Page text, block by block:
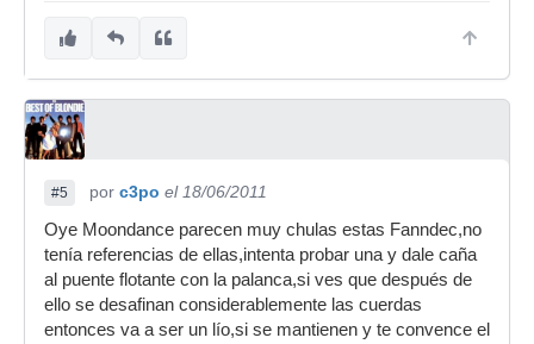
#5 por c3po el 18/06/2011
Oye Moondance parecen muy chulas estas Fanndec,no
tenía referencias de ellas,intenta probar una y dale caña
al puente flotante con la palanca,si ves que después de
ello se desafinan considerablemente las cuerdas
entonces va a ser un lío,si se mantienen y te convence el